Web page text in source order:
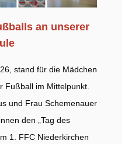
an unserer
stand für die Mädchen
Fußball im Mittelpunkt.
und Frau Schemenauer
den „Tag des
1. FFC Niederkirchen